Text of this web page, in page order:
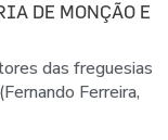
DE MONÇÃO E
das freguesias
Ferreira,